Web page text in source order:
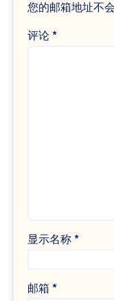
您的邮箱地址不会
评论 *
显示名称 *
邮箱 *